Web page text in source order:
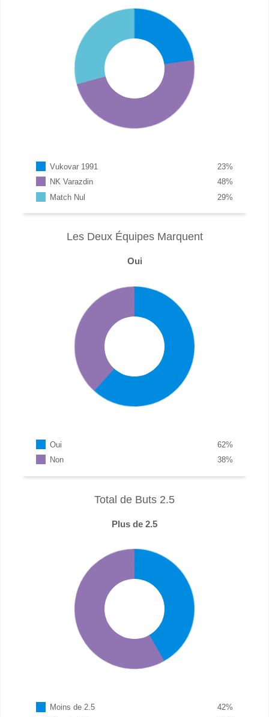
Vukovar 1991 %
23
NK Varazdin
%
48
Match Nul
%
29
Les Deux Équipes Marquent
Oui
Oui %
62
Non
%
38
Total de Buts 2.5
Plus de 2.5
Moins de 2.5 %
42